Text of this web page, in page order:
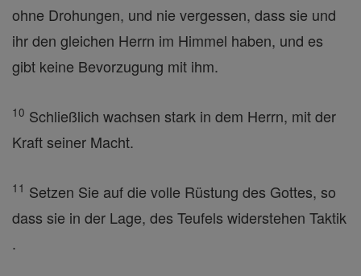
ohne Drohungen, und nie vergessen, dass sie und
ihr den gleichen Herrn im Himmel haben, und es
gibt keine Bevorzugung mit ihm.
10 Schließlich wachsen stark in dem Herrn, mit der
Kraft seiner Macht.
11 Setzen Sie auf die volle Rüstung des Gottes, so
dass sie in der Lage, des Teufels widerstehen Taktik
.